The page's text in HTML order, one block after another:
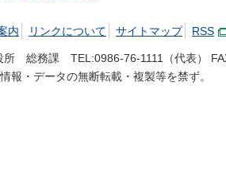
内 リンクについて サイトマップ RSS
所 総務課 TEL:0986-76-1111
（代表）
・データの無断転載・複製等を禁ず。